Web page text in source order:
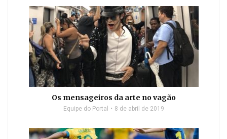
Os mensageiros da arte no vagão
Equipe do Portal 8 de abril de 2019